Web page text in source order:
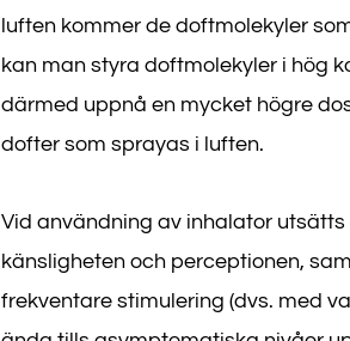
luften kommer de doftmolekyler
kan man styra doftmolekyler i hög
därmed uppnå en mycket högre
dofter som sprayas i luften.
Vid användning av inhalator
känsligheten och perceptionen,
frekventare stimulering (dvs. med